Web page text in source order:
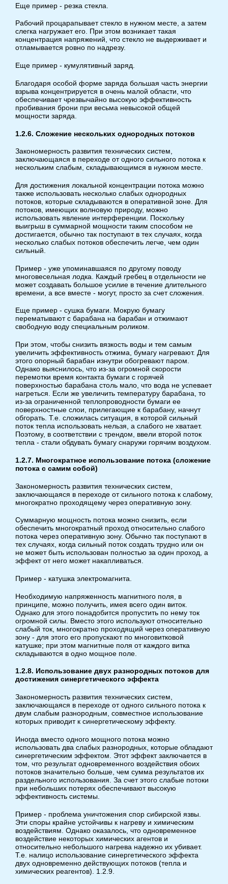
Еще пример - резка стекла.
Рабочий процарапывает стекло в нужном месте, а затем
слегка нагружает его. При этом возникает такая
концентрация напряжений, что стекло не выдерживает и
отламывается ровно по надрезу.
Еще пример - кумулятивный заряд.
Благодаря особой форме заряда большая часть энергии
взрыва концентрируется в очень малой области, что
обеспечивает чрезвычайно высокую эффективность
пробивания брони при весьма невысокой общей
мощности заряда.
1.2.6. Сложение нескольких однородных потоков
Закономерность развития технических систем,
заключающаяся в переходе от одного сильного потока к
нескольким слабым, складывающимся в нужном месте.
Для достижения локальной концентрации потока можно
также использовать несколько слабых однородных
потоков, которые складываются в оперативной зоне. Для
потоков, имеющих волновую природу, можно
использовать явление интерференции. Поскольку
выигрыш в суммарной мощности таким способом не
достигается, обычно так поступают в тех случаях, когда
несколько слабых потоков обеспечить легче, чем один
сильный.
Пример - уже упоминавшаяся по другому поводу
многовесельная лодка. Каждый гребец в отдельности не
может создавать большое усилие в течение длительного
времени, а все вместе - могут, просто за счет сложения.
Еще пример - сушка бумаги. Мокрую бумагу
перематывают с барабана на барабан и отжимают
свободную воду специальным роликом.
При этом, чтобы снизить вязкость воды и тем самым
увеличить эффективность отжима, бумагу нагревают. Для
этого опорный барабан изнутри обогревают паром.
Однако выяснилось, что из-за огромной скорости
перемотки время контакта бумаги с горячей
поверхностью барабана столь мало, что вода не успевает
нагреться. Если же увеличить температуру барабана, то
из-за ограниченной теплопроводности бумаги ее
поверхностные слои, прилегающие к барабану, начнут
обгорать. Т.е. сложилась ситуация, в которой сильный
поток тепла использовать нельзя, а слабого не хватает.
Поэтому, в соответствии с трендом, ввели второй поток
тепла - стали обдувать бумагу снаружи горячим воздухом.
1.2.7. Многократное использование потока (сложение
потока с самим собой)
Закономерность развития технических систем,
заключающаяся в переходе от сильного потока к слабому,
многократно проходящему через оперативную зону.
Суммарную мощность потока можно снизить, если
обеспечить многократный проход относительно слабого
потока через оперативную зону. Обычно так поступают в
тех случаях, когда сильный поток создать трудно или он
не может быть использован полностью за один проход, а
эффект от него может накапливаться.
Пример - катушка электромагнита.
Необходимую напряженность магнитного поля, в
принципе, можно получить, имея всего один виток.
Однако для этого понадобится пропустить по нему ток
огромной силы. Вместо этого используют относительно
слабый ток, многократно проходящий через оперативную
зону - для этого его пропускают по многовитковой
катушке; при этом магнитные поля от каждого витка
складываются в одно мощное поле.
1.2.8. Использование двух разнородных потоков для
достижения синергетического эффекта
Закономерность развития технических систем,
заключающаяся в переходе от одного сильного потока к
двум слабым разнородным, совместное использование
которых приводит к синергетическому эффекту.
Иногда вместо одного мощного потока можно
использовать два слабых разнородных, которые обладают
синергетическим эффектом. Этот эффект заключается в
том, что результат одновременного воздействия обоих
потоков значительно больше, чем сумма результатов их
раздельного использования. За счет этого слабые потоки
при небольших потерях обеспечивают высокую
эффективность системы.
Пример - проблема уничтожения спор сибирской язвы.
Эти споры крайне устойчивы к нагреву и химическим
воздействиям. Однако оказалось, что одновременное
воздействие некоторых химических агентов и
относительно небольшого нагрева надежно их убивает.
Т.е. налицо использование синергетического эффекта
двух одновременно действующих потоков (тепла и
химических реагентов). 1.2.9.